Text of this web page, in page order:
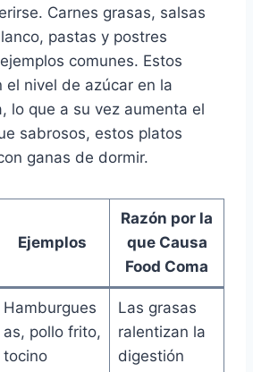
Carnes grasas, salsas
pastas y postres
comunes. Estos
el nivel de azúcar en la
lo que a su vez aumenta el
sabrosos, estos platos
ganas de dormir.
Ejemplos
Razón por la
que Causa
Food Coma
Hamburgues
as, pollo frito,
tocino
Las grasas
ralentizan la
digestión